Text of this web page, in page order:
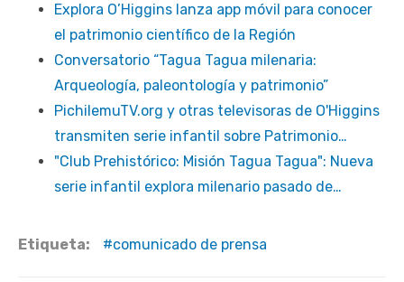
Explora O’Higgins lanza app móvil para conocer
el patrimonio científico de la Región
Conversatorio “Tagua Tagua milenaria:
Arqueología, paleontología y patrimonio”
PichilemuTV.org y otras televisoras de O'Higgins
transmiten serie infantil sobre Patrimonio…
"Club Prehistórico: Misión Tagua Tagua": Nueva
serie infantil explora milenario pasado de…
Etiqueta: comunicado de prensa